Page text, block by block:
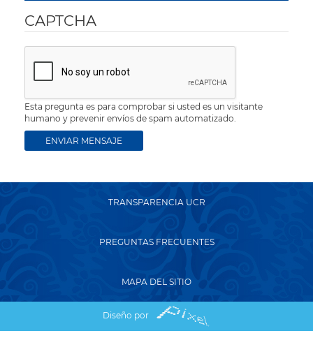
CAPTCHA
Esta pregunta es para comprobar si usted es un visitante
humano y prevenir envíos de spam automatizado.
TRANSPARENCIA UCR
PREGUNTAS FRECUENTES
MAPA DEL SITIO
Diseño por